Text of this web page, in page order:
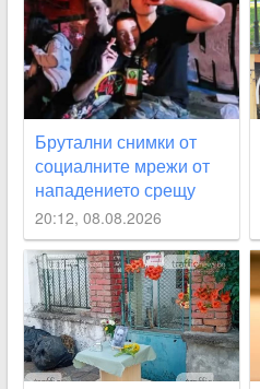
Брутални снимки от
социалните мрежи от
нападението срещу
Георги Кузев
20:12, 08.08.2026